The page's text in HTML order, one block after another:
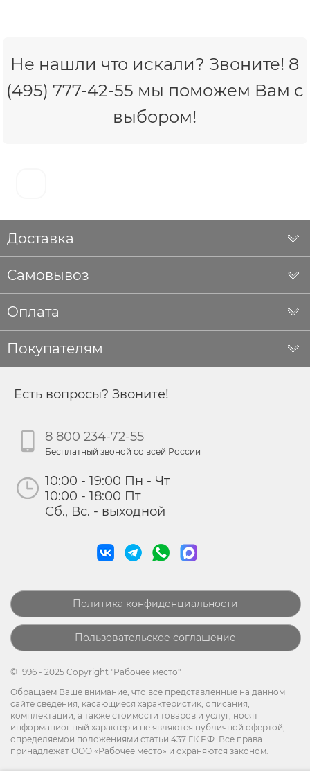
Не нашли что искали? Звоните! 8
(495) 777-42-55 мы поможем Вам с
выбором!
Доставка
Самовывоз
Оплата
Покупателям
Есть вопросы? Звоните!
8 800 234-72-55
Бесплатный звоной со всей России
10:00 - 19:00 Пн - Чт
10:00 - 18:00 Пт
Сб., Вс. - выходной
Политика конфиденциальности
Пользовательское соглашение
© 1996 - 2025 Copyright "Рабочее место"
Обращаем Ваше внимание, что все представленные на данном
сайте сведения, касающиеся характеристик, описания,
комплектации, а также стоимости товаров и услуг, носят
информационный характер и не являются публичной офертой,
определяемой положениями статьи 437 ГК РФ. Все права
принадлежат ООО «Рабочее место» и охраняются законом.